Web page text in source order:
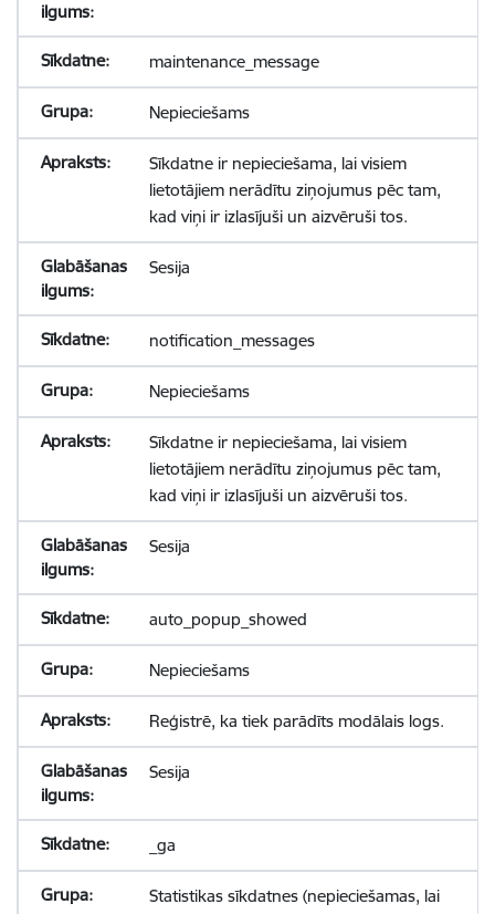
maintenance_message
Nepieciešams
Sīkdatne ir nepieciešama, lai visiem
lietotājiem nerādītu ziņojumus pēc tam,
kad viņi ir izlasījuši un aizvēruši tos.
Sesija
notification_messages
Nepieciešams
Sīkdatne ir nepieciešama, lai visiem
lietotājiem nerādītu ziņojumus pēc tam,
kad viņi ir izlasījuši un aizvēruši tos.
Sesija
auto_popup_showed
Nepieciešams
Reģistrē, ka tiek parādīts modālais logs.
Sesija
_ga
Statistikas sīkdatnes (nepieciešamas, lai